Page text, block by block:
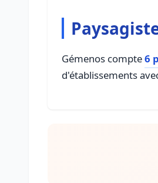
Gémenos compte6
d'établissements